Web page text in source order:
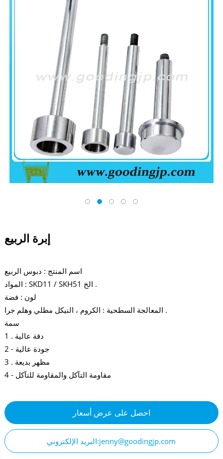
إبرة الربيع
اسم المنتج : دبوس الربيع
المواد : SKD11 / SKH51 الخ .
لون : فضة
المعالجة السطحية : الكروم ، النيكل مطلي وهلم جرا .
سمة
1 . دقة عالية
2 - جودة عالية
3 . مظهر بديعة
4 - مقاومة التآكل والمقاومة للتآكل
احصل على عرض أسعار
البريد الإلكتروني:jenny@goodingjp.com